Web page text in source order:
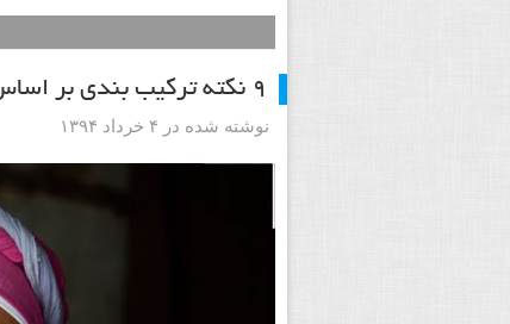
۹ نکته ترکیب بندی بر اساس عکس های استیو مک کری عکاس خبری
نوشته شده در ۴ خرداد ۱۳۹۴